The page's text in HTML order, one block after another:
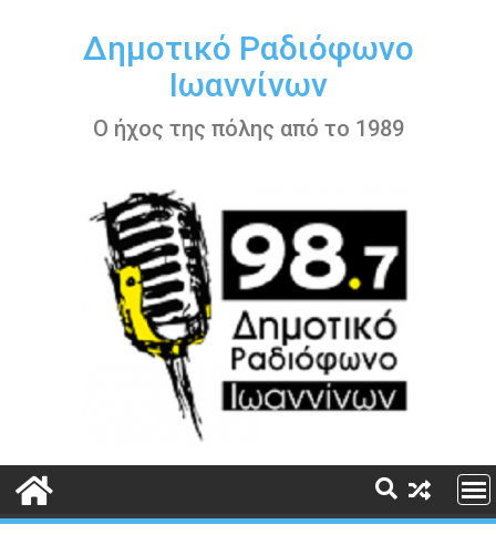
περιεχόμενοΔημοτικό Ραδιόφωνο
Ιωαννίνων
Ο ήχος της πόλης από το 1989